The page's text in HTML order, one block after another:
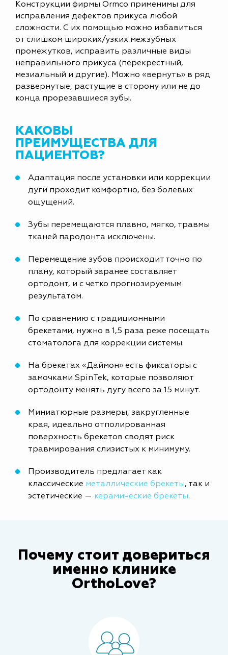
Конструкции фирмы Ormco применимы для
исправления дефектов прикуса любой
сложности. С их помощью можно избавиться
от слишком широких/узких межзубных
промежутков, исправить различные виды
неправильного прикуса (перекрестный,
мезиальный и другие). Можно «вернуть» в ряд
развернутые, растущие в сторону или не до
конца прорезавшиеся зубы.
КАКОВЫ
ПРЕИМУЩЕСТВА ДЛЯ
ПАЦИЕНТОВ?
Адаптация после установки или коррекции
дуги проходит комфортно, без болевых
ощущений.
Зубы перемещаются плавно, мягко, травмы
тканей пародонта исключены.
Перемещение зубов происходит точно по
плану, который заранее составляет
ортодонт, и с четко прогнозируемым
результатом.
По сравнению с традиционными
брекетами, нужно в 1,5 раза реже посещать
стоматолога для коррекции системы.
На брекетах «Даймон» есть фиксаторы с
замочками SpinTek, которые позволяют
ортодонту менять дугу всего за 15 минут.
Миниатюрные размеры, закругленные
края, идеально отполированная
поверхность брекетов сводят риск
травмирования слизистых к минимуму.
Производитель предлагает как
классические металлические брекеты, так и
эстетические — керамические брекеты.
Почему стоит довериться
именно клинике
OrthoLove?